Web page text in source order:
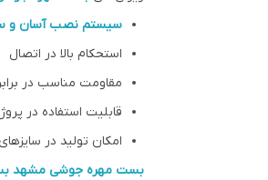
سیستم نصب آسان و
استحکام بالا در اتصال
مقاومت مناسب در
قابلیت استفاده در
امکان تولید در
بست مهره جوشی مشهد